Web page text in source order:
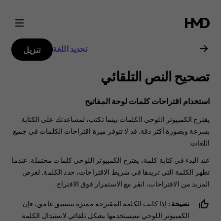
دليل
مستخدم
Nokia
T21
تحديد اللغة تنزيل
تصحيح النص التلقائي
استخدام اقتراحات كلمات لوحة المفاتيح
يقترح الكمبيوتر اللوحي الكلمات بينما تكتب، لمساعدتك على الكتابة
بسرعة وبصورة أكثر دقة. قد لا تتوفر ميزة اقتراحات الكلمات في جميع
اللغات.
عند البدء في كتابة كلمة، يقترح الكمبيوتر اللوحي كلمات محتملة. عندما
تظهر الكلمة التي تريدها في شريط الاقتراحات، حدد الكلمة. لعرض
المزيد من الاقتراحات، انقر مع الاستمرار فوق الاقتراح.
نصيحة: إذا كانت الكلمة المقترحة مميزة بتنسيق غامق، فإن
الكمبيوتر اللوحي سيستخدمها بشكل تلقائي لاستبدال الكلمة